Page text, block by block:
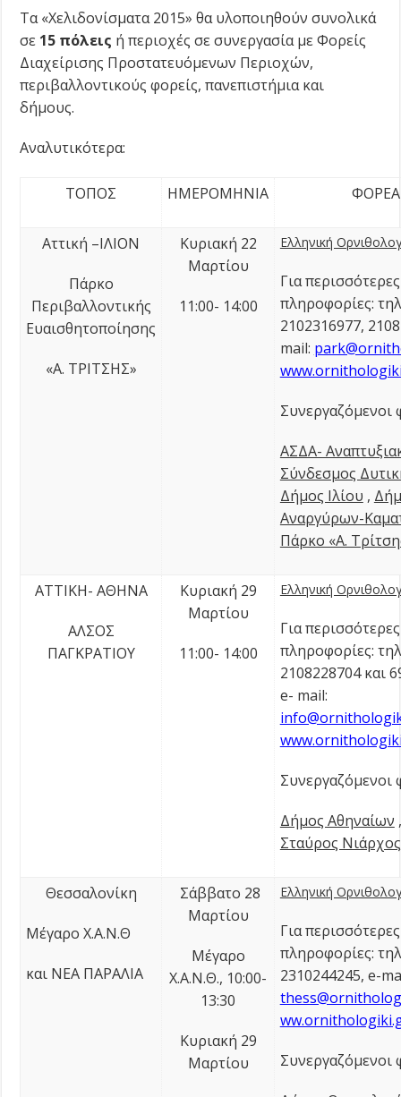
Τα «Χελιδονίσματα 2015» θα υλοποιηθούν συνολικά
σε 15 πόλεις ή περιοχές σε συνεργασία με Φορείς
Διαχείρισης Προστατευόμενων Περιοχών,
περιβαλλοντικούς φορείς, πανεπιστήμια και
δήμους.
Αναλυτικότερα:
ΤΟΠΟΣ ΗΜΕΡΟΜΗΝΙΑ
Αττική –ΙΛΙΟΝ
Πάρκο
Περιβαλλοντικής
Ευαισθητοποίησης
«Α. ΤΡΙΤΣΗΣ»
Κυριακή 22
Μαρτίου
11:00- 14:00
Ελληνική
Για περισσότερες
πληροφορίες:
2102316977,
mail:
Συνεργαζόμενοι
ΑΣΔΑ-
Σύνδεσμος
Δήμος Ιλίου ,
Αναργύρων-
Πάρκο «Α.
ΑΤΤΙΚΗ- ΑΘΗΝΑ
ΑΛΣΟΣ
ΠΑΓΚΡΑΤΙΟΥ
Κυριακή 29
Μαρτίου
11:00- 14:00
Ελληνική
Για περισσότερες
πληροφορίες:
2108228704 και
e- mail:
Συνεργαζόμενοι
Δήμος Αθηναίων
Σταύρος Νιάρχος
Θεσσαλονίκη
Μέγαρο Χ.Α.Ν.Θ
και ΝΕΑ ΠΑΡΑΛΙΑ
Σάββατο 28
Μαρτίου
Μέγαρο
Χ.Α.Ν.Θ., 10:00-
13:30
Κυριακή 29
Μαρτίου
Ελληνική
Για περισσότερες
πληροφορίες:
2310244245, e-
Συνεργαζόμενοι